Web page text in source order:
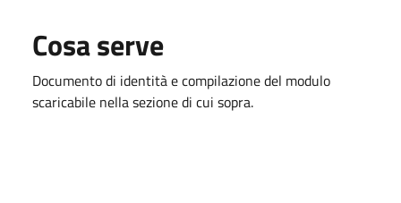
Cosa serve
Documento di identità e compilazione del modulo
scaricabile nella sezione di cui sopra.